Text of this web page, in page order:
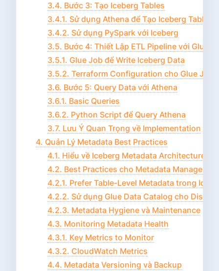
3.4. Bước 3: Tạo Iceberg Tables
3.4.1. Sử dụng Athena để Tạo Iceberg Table
3.4.2. Sử dụng PySpark với Iceberg
3.5. Bước 4: Thiết Lập ETL Pipeline với Glue
3.5.1. Glue Job để Write Iceberg Data
3.5.2. Terraform Configuration cho Glue Job
3.6. Bước 5: Query Data với Athena
3.6.1. Basic Queries
3.6.2. Python Script để Query Athena
3.7. Lưu Ý Quan Trọng về Implementation
4. Quản Lý Metadata Best Practices
4.1. Hiểu về Iceberg Metadata Architecture
4.2. Best Practices cho Metadata
4.2.1. Prefer Table-Level Metadata trong
4.2.2. Sử dụng Glue Data Catalog cho
4.2.3. Metadata Hygiene và Maintenance
4.3. Monitoring Metadata Health
4.3.1. Key Metrics to Monitor
4.3.2. CloudWatch Metrics
4.4. Metadata Versioning và Backup